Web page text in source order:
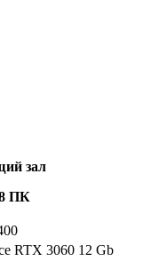
зал
ПК
RTX 3060 12 Gb